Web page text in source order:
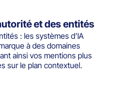
et des entités
: les systèmes d’IA
à des domaines
ainsi vos mentions plus
sur le plan contextuel.